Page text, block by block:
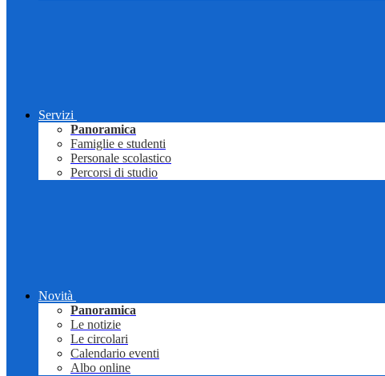
Servizi
Panoramica
Famiglie e studenti
Personale scolastico
Percorsi di studio
Novità
Panoramica
Le notizie
Le circolari
Calendario eventi
Albo online